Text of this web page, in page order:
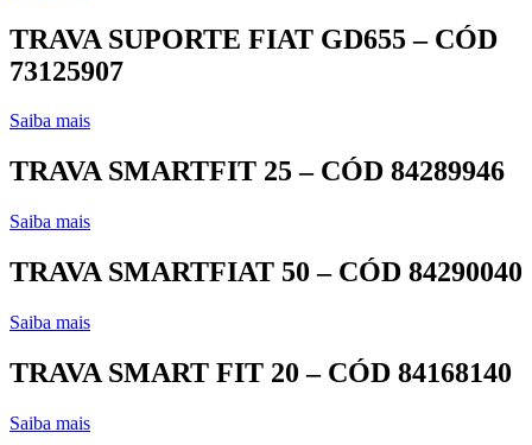
TRAVA SUPORTE FIAT GD655 – CÓD
73125907
Saiba mais
TRAVA SMARTFIT 25 – CÓD 84289946
Saiba mais
TRAVA SMARTFIAT 50 – CÓD 84290040
Saiba mais
TRAVA SMART FIT 20 – CÓD 84168140
Saiba mais